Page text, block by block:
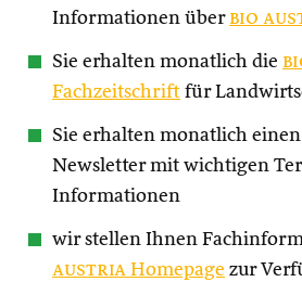
Informationen über bio
Sie erhalten monatlich die
Fachzeitschrift für
Sie erhalten monatlich einen
Newsletter mit wichtigen
Informationen
wir stellen Ihnen
austria Homepage zur